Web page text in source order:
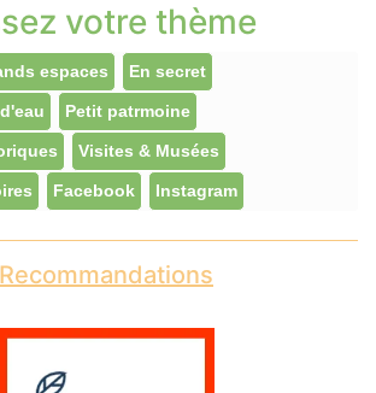
votre thème
espaces En secret
Petit patrmoine
Visites & Musées
Facebook Instagram
Recommandations